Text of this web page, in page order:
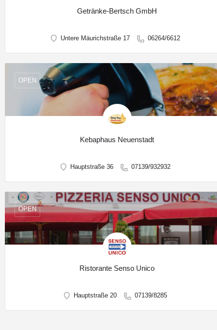
Getränke-Bertsch GmbH
Untere Mäurichstraße 17 06264/6612
Kebaphaus Neuenstadt
Hauptstraße 36 07139/932932
OPEN
Ristorante Senso Unico
Hauptstraße 20 07139/8285
OPEN